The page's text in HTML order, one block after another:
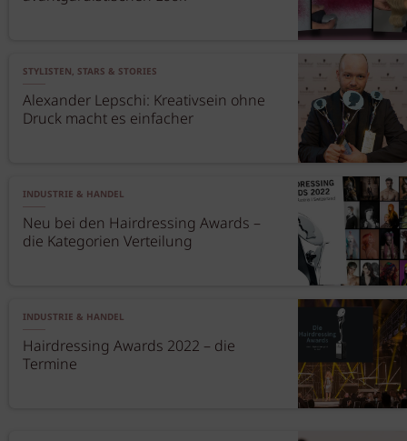
STYLISTEN, STARS & STORIES
Alexander Lepschi: Kreativsein ohne
Druck macht es einfacher
INDUSTRIE & HANDEL
Neu bei den Hairdressing Awards –
die Kategorien Verteilung
INDUSTRIE & HANDEL
Hairdressing Awards 2022 – die
Termine